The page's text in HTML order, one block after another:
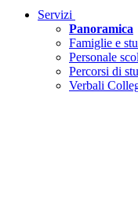
Servizi
Panoramica
Famiglie e
Personale
Percorsi di
Verbali